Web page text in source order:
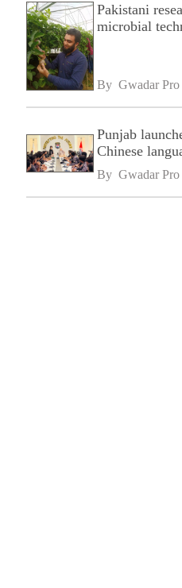
Pakistani
microbial
By Gwadar Pro
Punjab
Chinese
SPU
By Gwadar Pro